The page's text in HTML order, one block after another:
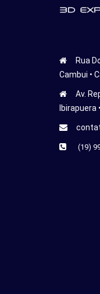
Rua
Cambui •
Av.
Ibirapuera
(19)